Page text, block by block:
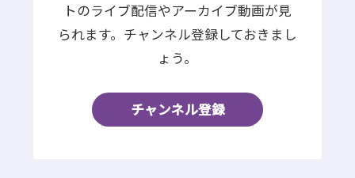
トのライブ配信やアーカイブ動画が見
られます。チャンネル登録しておきまし
ょう。
チャンネル登録